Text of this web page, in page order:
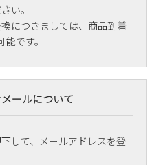
い。
につきましては、商品到着
です。
ールについて
して、メールアドレスを登